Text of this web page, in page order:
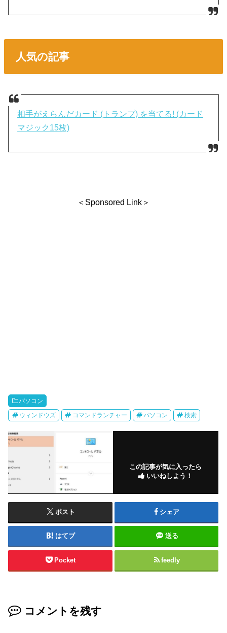
人気の記事
相手がえらんだカード (トランプ) を当てる! (カード
マジック15枚)
＜Sponsored Link＞
パソコン
ウィンドウズ コマンドランチャー パソコン 検索
この記事が気に入ったら
いいねしよう！
ポスト シェア
はてブ 送る
Pocket feedly
コメントを残す